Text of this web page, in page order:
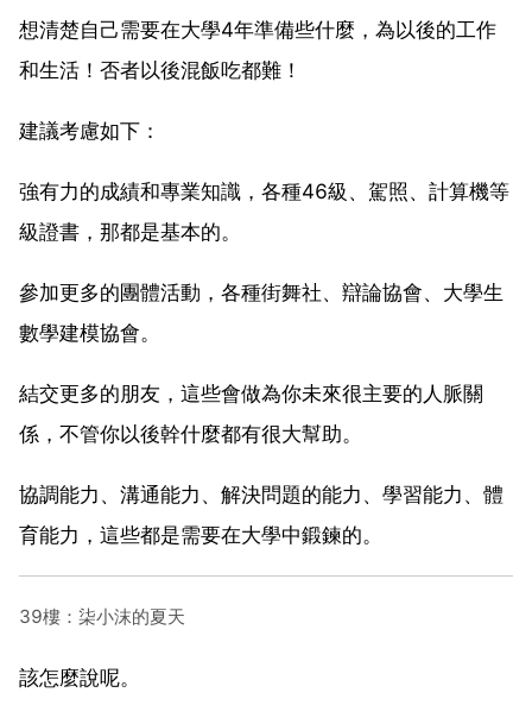
想清楚自己需要在大學4年準備些什麼，為以後的工作
和生活！否者以後混飯吃都難！
建議考慮如下：
強有力的成績和專業知識，各種46級、駕照、計算機等
級證書，那都是基本的。
參加更多的團體活動，各種街舞社、辯論協會、大學生
數學建模協會。
結交更多的朋友，這些會做為你未來很主要的人脈關
係，不管你以後幹什麼都有很大幫助。
協調能力、溝通能力、解決問題的能力、學習能力、體
育能力，這些都是需要在大學中鍛鍊的。
39樓：柒小沫的夏天
該怎麼說呢。